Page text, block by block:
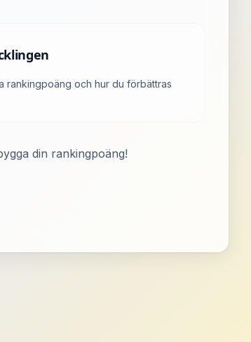
rankingpoäng och hur du förbättras
din rankingpoäng!